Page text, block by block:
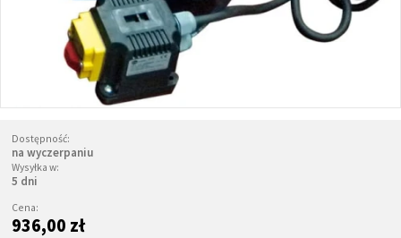
Dostępność:
na wyczerpaniu
Wysyłka w:
5 dni
Cena:
936,00 zł